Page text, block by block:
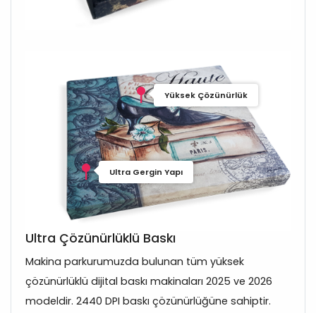
Yüksek Çözünürlük
Ultra Gergin Yapı
Ultra Çözünürlüklü Baskı
Makina parkurumuzda bulunan tüm yüksek
çözünürlüklü dijital baskı makinaları 2025 ve 2026
modeldir. 2440 DPI baskı çözünürlüğüne sahiptir.